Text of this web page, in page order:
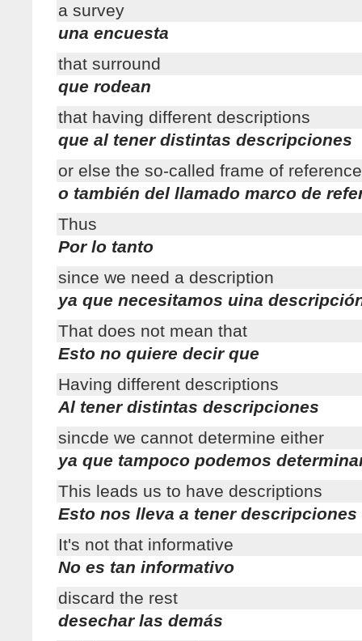
a survey
una encuesta
that surround
que rodean
that having different descriptions
que al tener distintas descripciones
or else the so-called frame of reference
o también del llamado marco de
Thus
Por lo tanto
since we need a description
ya que necesitamos uina
That does not mean that
Esto no quiere decir que
Having different descriptions
Al tener distintas descripciones
sincde we cannot determine either
ya que tampoco podemos
This leads us to have descriptions
Esto nos lleva a tener descripciones
It's not that informative
No es tan informativo
discard the rest
desechar las demás